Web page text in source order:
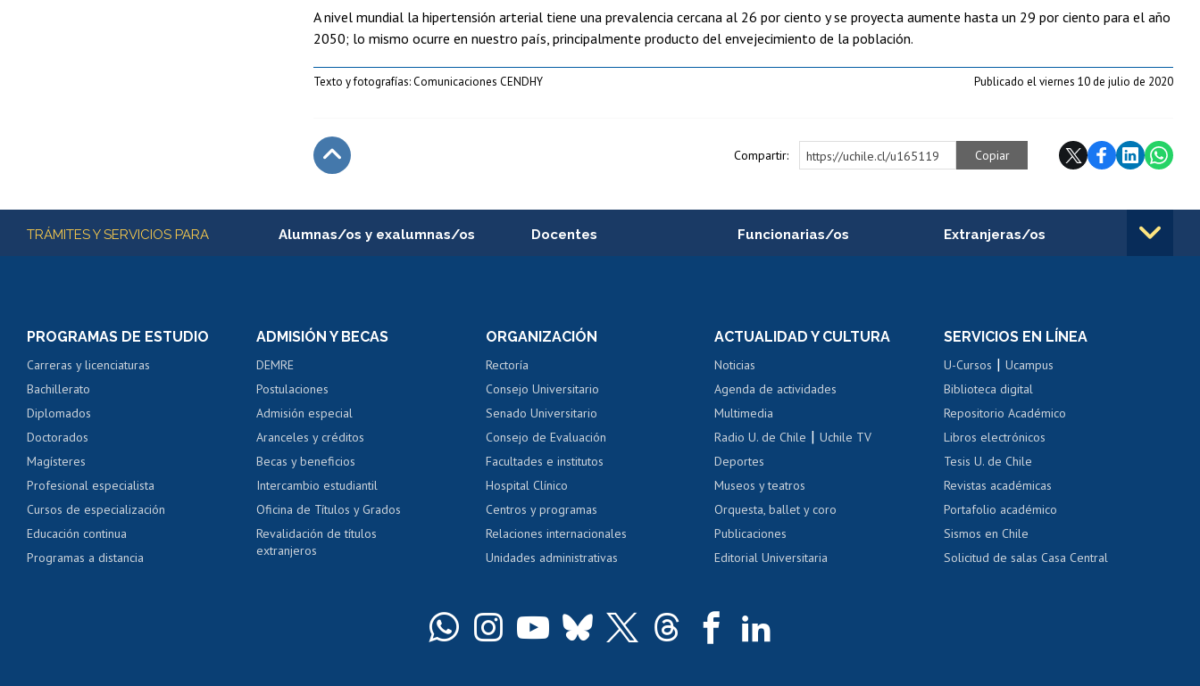
A nivel mundial la hipertensión arterial tiene una prevalencia cercana al 26 por ciento y se proyecta aumente hasta un 29 por ciento para el año
2050; lo mismo ocurre en nuestro país, principalmente producto del envejecimiento de la población.
Texto y fotografías: Comunicaciones CENDHY Publicado el viernes 10 de julio de 2020
Compartir: https://uchile.cl/u165119 Copiar
Más información
TRÁMITES Y SERVICIOS PARA Alumnas/os y exalumnas/os
Servicio médico y dental
Pago de arancel y crédito alumnos
Pago de arancel y crédito exalumnos
Certificado de títulos y grados
Docentes
Perfeccionamiento
Evaluación docente
Calificación académica
Postulación al AUCAI
Funcionarias/os
Portal de movilidad interna
Certificado de renta
Certificado de renta
Extranjeras/os
Cursos de español
Mi Uchile Ayuda tecnológica Tarjeta TUI Acoso laboral, sexual y violencia Denuncias administrativas
PROGRAMAS DE ESTUDIO
Carreras y licenciaturas
Bachillerato
Diplomados
Doctorados
Magísteres
Profesional especialista
Cursos de especialización
Educación continua
Programas a distancia
ADMISIÓN Y BECAS
DEMRE
Postulaciones
Admisión especial
Aranceles y créditos
Becas y beneficios
Intercambio estudiantil
Oficina de Títulos y Grados
Revalidación de títulos
extranjeros
ORGANIZACIÓN
Rectoría
Consejo Universitario
Senado Universitario
Consejo de Evaluación
Facultades e institutos
Hospital Clínico
Centros y programas
Relaciones internacionales
Unidades administrativas
ACTUALIDAD Y CULTURA
Noticias
Agenda de actividades
Multimedia
Radio U. de Chile |Uchile TV
Deportes
Museos y teatros
Orquesta, ballet y coro
Publicaciones
Editorial Universitaria
SERVICIOS EN LÍNEA
U-Cursos |Ucampus
Biblioteca digital
Repositorio Académico
Libros electrónicos
Tesis U. de Chile
Revistas académicas
Portafolio académico
Sismos en Chile
Solicitud de salas Casa Central